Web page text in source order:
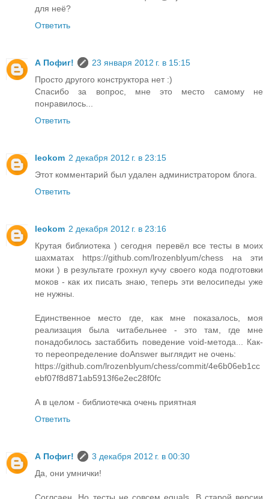
для неё?
Ответить
А Пофиг!
23 января 2012 г. в 15:15
Просто другого конструктора нет :)
Спасибо за вопрос, мне это место самому не
понравилось...
Ответить
leokom 2 декабря 2012 г. в 23:15
Этот комментарий был удален администратором блога.
Ответить
leokom 2 декабря 2012 г. в 23:16
Крутая библиотека ) сегодня перевёл все тесты в моих
шахматах https://github.com/lrozenblyum/chess на эти
моки ) в результате грохнул кучу своего кода подготовки
моков - как их писать знаю, теперь эти велосипеды уже
не нужны.
Единственное место где, как мне показалось, моя
реализация была читабельнее - это там, где мне
понадобилось застаббить поведение void-метода... Как-
то переопределение doAnswer выглядит не очень:
https://github.com/lrozenblyum/chess/commit/4e6b06eb1cc
ebf07f8d871ab5913f6e2ec28f0fc
А в целом - библиотечка очень приятная
Ответить
А Пофиг!
3 декабря 2012 г. в 00:30
Да, они умнички!